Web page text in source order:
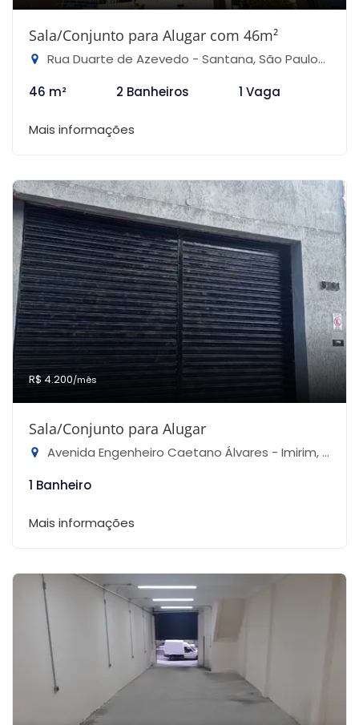
Sala/Conjunto para Alugar com 46m²
Rua Duarte de Azevedo - Santana, São Paulo-SP
46 m²
2 Banheiros 1 Vaga
Mais informações
R$ 4.200/mês
Sala/Conjunto para Alugar
Avenida Engenheiro Caetano Álvares - Imirim, São Paulo-SP
1 Banheiro
Mais informações